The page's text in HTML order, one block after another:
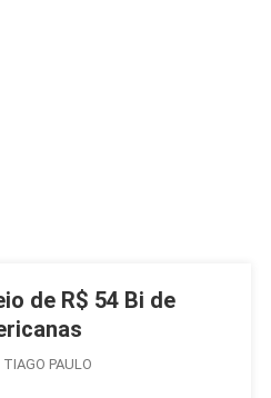
de R$ 54 Bi de
TIAGO PAULO